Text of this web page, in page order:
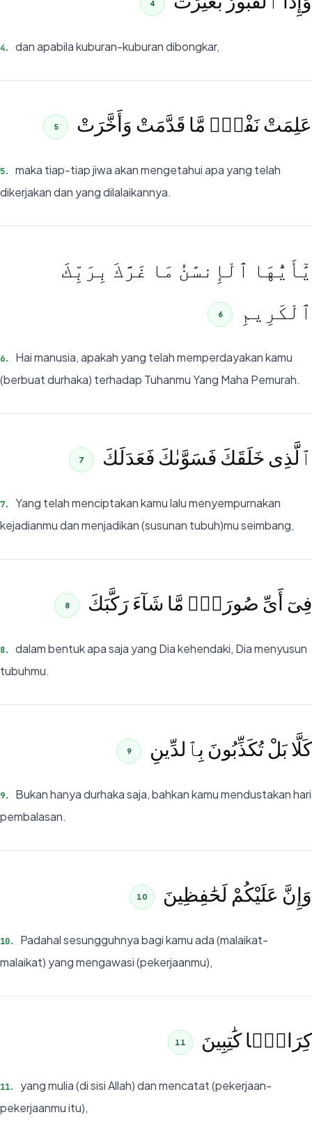
4
4. dan apabila kuburan-kuburan dibongkar,
عَلِمَتْ نَفْسٌۭ مَّا قَدَّمَتْ وَأَخَّرَتْ 5
5.
maka tiap-tiap jiwa akan mengetahui apa yang telah
dikerjakan dan yang dilalaikannya.
يَٰٓأَيُّهَا ٱلْإِنسَٰنُ مَا غَرَّكَ بِرَبِّكَ
ٱلْكَرِيمِ
6
6.
Hai manusia, apakah yang telah memperdayakan kamu
(berbuat durhaka) terhadap Tuhanmu Yang Maha Pemurah.
ٱلَّذِى خَلَقَكَ فَسَوَّىٰكَ فَعَدَلَكَ 7
7.
Yang telah menciptakan kamu lalu menyempurnakan
kejadianmu dan menjadikan (susunan tubuh)mu seimbang,
فِىٓ أَىِّ صُورَةٍۢ مَّا شَآءَ رَكَّبَكَ 8
8.
dalam bentuk apa saja yang Dia kehendaki, Dia menyusun
tubuhmu.
كَلَّا بَلْ تُكَذِّبُونَ بِٱلدِّينِ 9
9.
Bukan hanya durhaka saja, bahkan kamu mendustakan hari
pembalasan.
وَإِنَّ عَلَيْكُمْ لَحَٰفِظِينَ 10
10.
Padahal sesungguhnya bagi kamu ada (malaikat-
malaikat) yang mengawasi (pekerjaanmu),
كِرَامًۭا كَٰتِبِينَ 11
11.
yang mulia (di sisi Allah) dan mencatat (pekerjaan-
pekerjaanmu itu),